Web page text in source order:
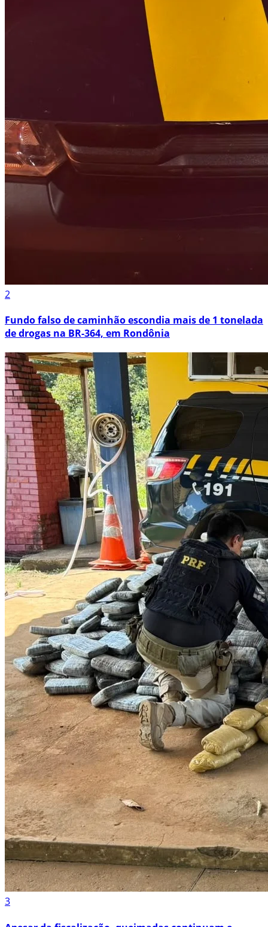
2
Fundo falso de caminhão escondia mais de 1 tonelada
de drogas na BR-364, em Rondônia
3